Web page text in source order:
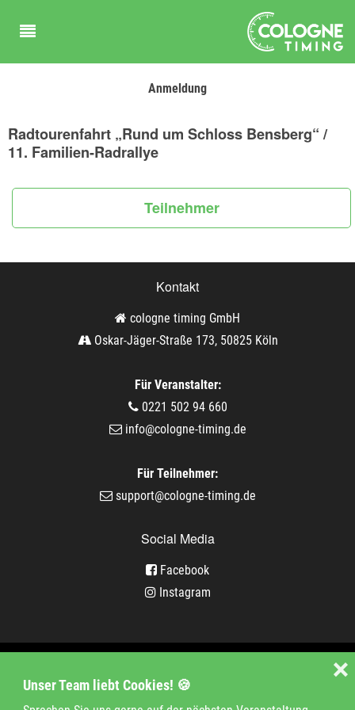
Unser Team liebt Cookies! 🍪
❌
Anmeldung
Radtourenfahrt „Rund um Schloss Bensberg“ /
11. Familien-Radrallye
Teilnehmer
Kontakt
cologne timing GmbH
Oskar-Jäger-Straße 173, 50825 Köln
Für Veranstalter:
0221 502 94 660
info@cologne-timing.de
Für Teilnehmer:
support@cologne-timing.de
Social Media
Facebook
Instagram
Unternehmen
Jobs Kontakt